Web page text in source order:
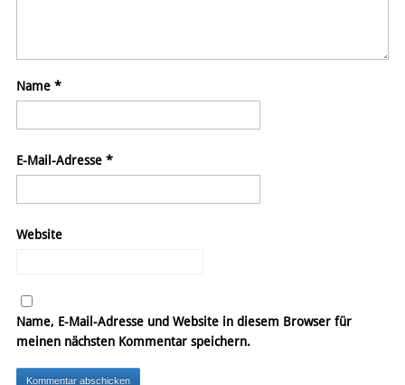
Name *
E-Mail-Adresse *
Website
Name, E-Mail-Adresse und Website in diesem Browser für
meinen nächsten Kommentar speichern.